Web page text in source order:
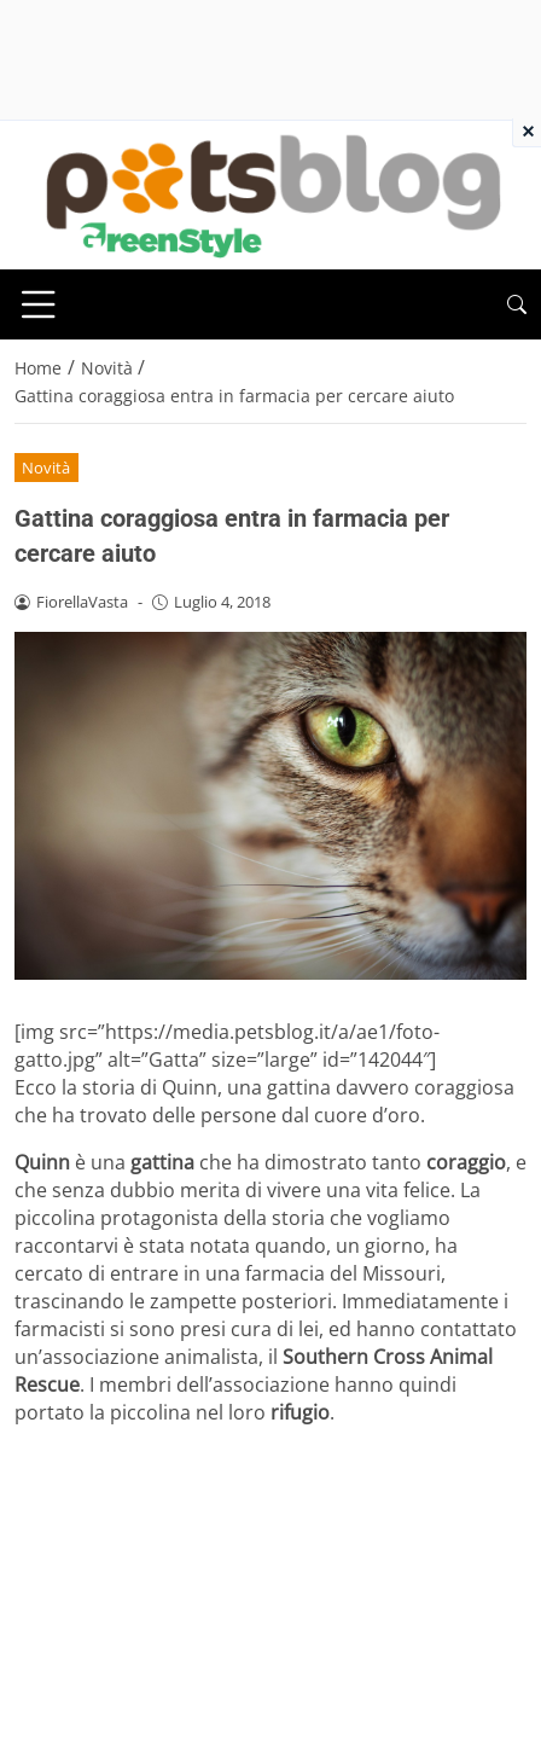
Home / Novità /
Gattina coraggiosa entra in farmacia per cercare aiuto
Novità
Gattina coraggiosa entra in farmacia per
cercare aiuto
FiorellaVasta - Luglio 4, 2018
[img src=”https://media.petsblog.it/a/ae1/foto-
gatto.jpg” alt=”Gatta” size=”large” id=”142044″]
Ecco la storia di Quinn, una gattina davvero coraggiosa
che ha trovato delle persone dal cuore d’oro.
Quinn è una gattina che ha dimostrato tanto coraggio, e
che senza dubbio merita di vivere una vita felice. La
piccolina protagonista della storia che vogliamo
raccontarvi è stata notata quando, un giorno, ha
cercato di entrare in una farmacia del Missouri,
trascinando le zampette posteriori. Immediatamente i
farmacisti si sono presi cura di lei, ed hanno contattato
un’associazione animalista, il Southern Cross Animal
Rescue. I membri dell’associazione hanno quindi
portato la piccolina nel loro rifugio.
×